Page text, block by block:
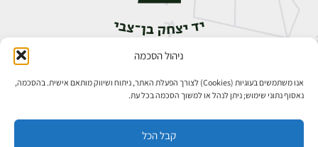
ניהול הסכמה
אנו משתמשים בעוגיות (Cookies) לצורך הפעלת האתר, ניתוח ושיווק מותאם אישית. בהסכמה,
נאסוף נתוני שימוש; ניתן לנהל או למשוך הסכמה בכל עת.
קבל הכל
אבן גבירול 14, רחביה, ירושלים